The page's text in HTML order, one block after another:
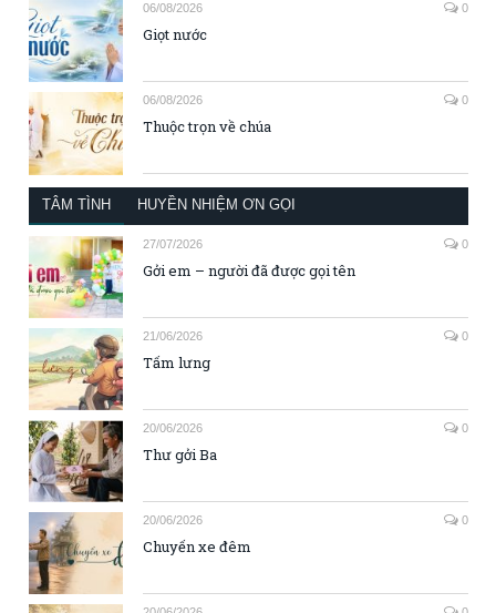
06/08/2026 0
Giọt nước
06/08/2026 0
Thuộc trọn về chúa
TÂM TÌNH HUYỀN NHIỆM ƠN GỌI
27/07/2026 0
Gởi em – người đã được gọi tên
21/06/2026 0
Tấm lưng
20/06/2026 0
Thư gởi Ba
20/06/2026 0
Chuyến xe đêm